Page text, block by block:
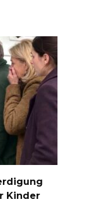
Kinder